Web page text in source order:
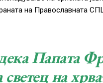
на Православната
Папата
светец на